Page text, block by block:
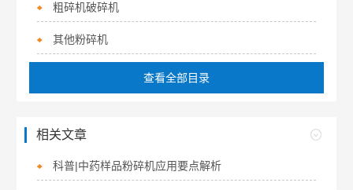
粗碎机破碎机
其他粉碎机
查看全部目录
相关文章
科普|中药样品粉碎机应用要点解析